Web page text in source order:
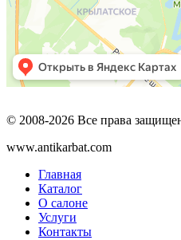
© 2008-2026 Все права
www.antikarbat.com
Главная
Каталог
О салоне
Услуги
Контакты